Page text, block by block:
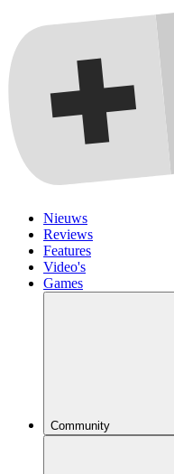
Nieuws
Reviews
Features
Video's
Games
Community